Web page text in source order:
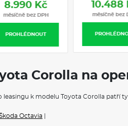
PROHLÉDNOUT
8.990 Kč
měsíčně bez DPH
10.488
měsíčně bez
Corolla na
leasingu k modelu Toyota Corolla patří
Octavia